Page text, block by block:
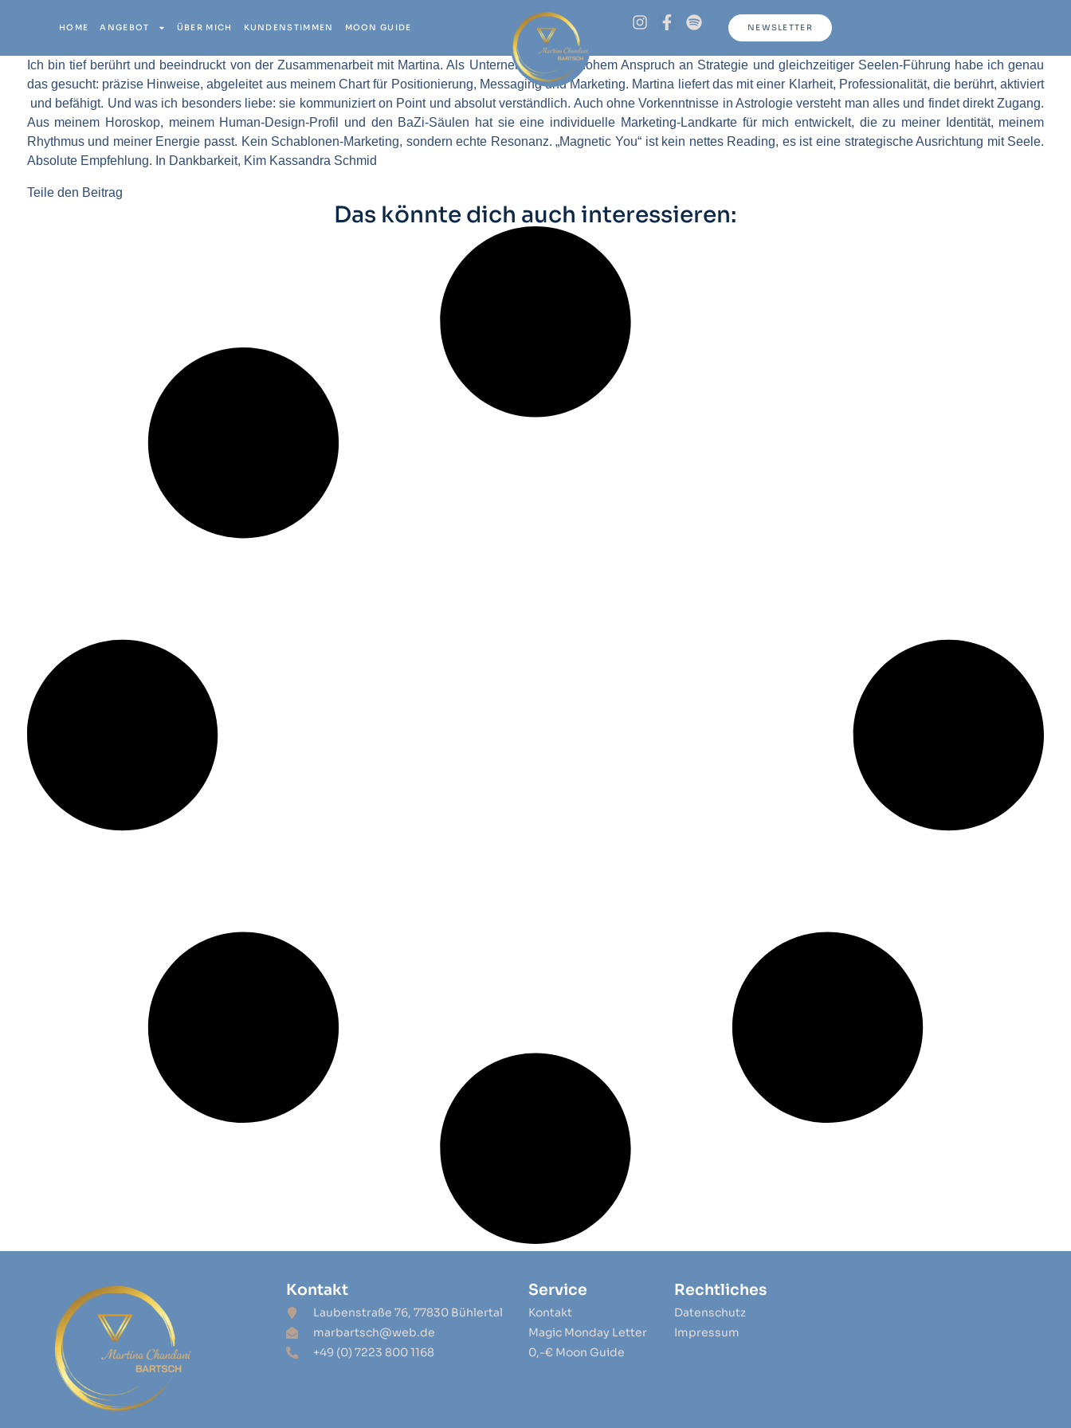
HOME ANGEBOT ÜBER MICH KUNDENSTIMMEN MOON GUIDE NEWSLETTER
Ich bin tief berührt und beeindruckt von der Zusammenarbeit mit Martina. Als Unternehmerin mit hohem Anspruch an Strategie und gleichzeitiger Seelen-Führung habe ich genau
das gesucht: präzise Hinweise, abgeleitet aus meinem Chart für Positionierung, Messaging und Marketing. Martina liefert das mit einer Klarheit, Professionalität, die berührt, aktiviert
und befähigt. Und was ich besonders liebe: sie kommuniziert on Point und absolut verständlich. Auch ohne Vorkenntnisse in Astrologie versteht man alles und findet direkt Zugang.
Aus meinem Horoskop, meinem Human-Design-Profil und den BaZi-Säulen hat sie eine individuelle Marketing-Landkarte für mich entwickelt, die zu meiner Identität, meinem
Rhythmus und meiner Energie passt. Kein Schablonen-Marketing, sondern echte Resonanz. „Magnetic You“ ist kein nettes Reading, es ist eine strategische Ausrichtung mit Seele.
Absolute Empfehlung. In Dankbarkeit, Kim Kassandra Schmid
Teile den Beitrag
Das könnte dich auch interessieren:
Kontakt
Laubenstraße 76, 77830 Bühlertal
marbartsch@web.de
+49 (0) 7223 800 1168
Service
Kontakt
Magic Monday Letter
0,-€ Moon Guide
Rechtliches
Datenschutz
Impressum